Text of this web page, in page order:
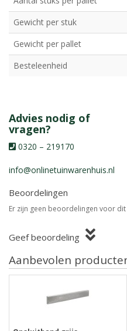
Gewicht per stuk
Gewicht per pallet
Besteleenheid
Advies nodig of
vragen?
0320 – 219170
info@onlinetuinwarenhuis.nl
Beoordelingen
Er zijn geen beoordelingen voor
Geef beoordeling
Aanbevolen